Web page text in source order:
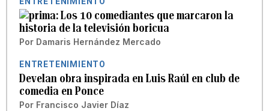
Los 10 comediantes que marcaron la
historia de la televisión boricua
Por Damaris Hernández Mercado
ENTRETENIMIENTO
Develan obra inspirada en Luis Raúl en club de
comedia en Ponce
Por Francisco Javier Díaz